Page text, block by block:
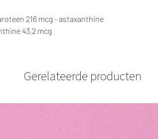
216 mcg - astaxanthine
43,2 mcg
Gerelateerde producten